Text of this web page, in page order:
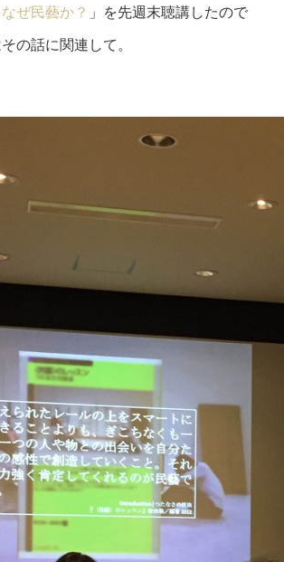
ぜ民藝か？ 」を先週末聴講したので
の話に関連して。